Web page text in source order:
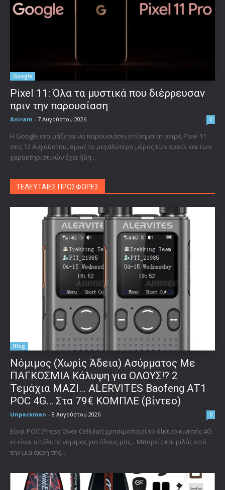
Google
Pixel 11: Όλα τα μυστικά που διέρρευσαν
πριν την παρουσίαση
Aniram - 7 Αυγούστου 2026 0
Η Google ετοιμάζεται να παρουσιάσει επίσημα τη σειρά Pixel 11
στις 12 Αυγούστου, όμως το μεγαλύτερο μέρος των specs και των
χαρακτηριστικών έχει ήδη...
ΤΕΛΕΥΤΑΙΕΣ ΠΡΟΣΦΟΡΕΣ
Blog
Νόμιμος (Χωρίς Άδεια) Ασύρματος Με
ΠΑΓΚΟΣΜΙΑ Κάλυψη για ΟΛΟΥΣ!? 2
Τεμάχια ΜΑΖΙ… ALERVITES Baofeng AT1
POC 4G… Στα 79€ ΚΟΜΠΛΕ (βίντεο)
Unpackman - 8 Αυγούστου 2026 0
Είναι POC (Press Over Cellular) χρησιμοποιεί το δίκτυο κινητής 4G
κι είναι απόλυτα νόμιμος για όλους μας... Μπορείς και μιλάς από
την μια άκρη της...